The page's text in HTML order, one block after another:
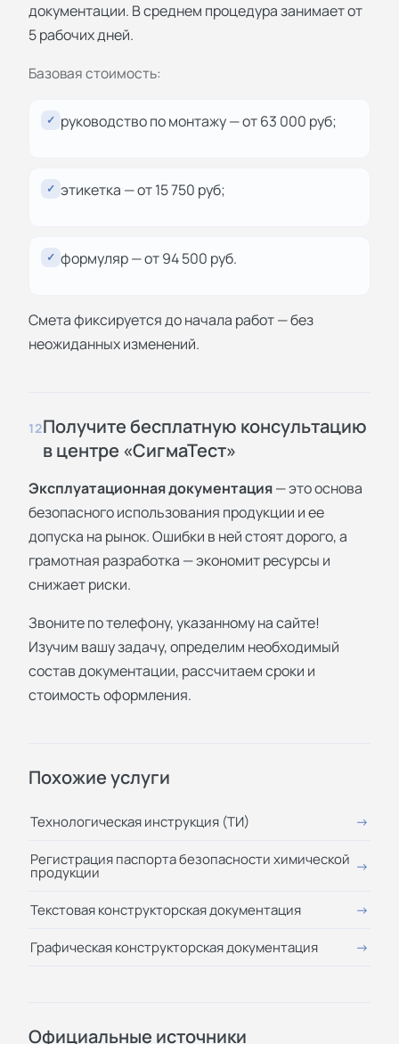
документации. В среднем процедура занимает от
5 рабочих дней.
Базовая стоимость:
✓ руководство по монтажу — от 63 000 руб;
✓ этикетка — от 15 750 руб;
✓ формуляр — от 94 500 руб.
Смета фиксируется до начала работ — без
неожиданных изменений.
12Получите бесплатную консультацию
в центре «СигмаТест»
Эксплуатационная документация— это основа
безопасного использования продукции и ее
допуска на рынок. Ошибки в ней стоят дорого, а
грамотная разработка — экономит ресурсы и
снижает риски.
Звоните по телефону, указанному на сайте!
Изучим вашу задачу, определим необходимый
состав документации, рассчитаем сроки и
стоимость оформления.
Похожие услуги
Технологическая инструкция (ТИ)
Регистрация паспорта безопасности химической
продукции
Текстовая конструкторская документация
Графическая конструкторская документация
Официальные источники